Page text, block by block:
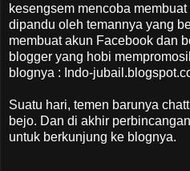
kesengsem mencoba
dipandu oleh temannya yang
membuat akun Facebook dan
blogger yang hobi
blognya : Indo-
Suatu hari, temen barunya
bejo. Dan di akhir
untuk berkunjung ke blognya.